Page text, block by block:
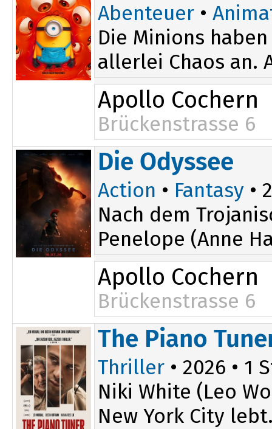
Abenteuer •
Die Minions
allerlei Chaos an.
Apollo Cochern
Brückenstrasse 6
Die Odyssee
Action • Fantasy •
Nach dem
Penelope (Anne
Apollo Cochern
Brückenstrasse 6
The Piano
Thriller • 2026 • 1
Niki White (Leo
New York City